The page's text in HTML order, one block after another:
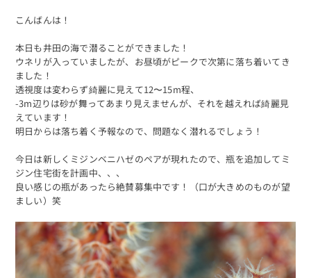
こんばんは！
本日も井田の海で潜ることができました！
ウネリが入っていましたが、お昼頃がピークで次第に落ち着いてき
ました！
透視度は変わらず綺麗に見えて12〜15m程、
-3m辺りは砂が舞ってあまり見えませんが、それを越えれば綺麗見
えています！
明日からは落ち着く予報なので、問題なく潜れるでしょう！
今日は新しくミジンベニハゼのペアが現れたので、瓶を追加してミ
ジン住宅街を計画中、、、
良い感じの瓶があったら絶賛募集中です！（口が大きめのものが望
ましい）笑